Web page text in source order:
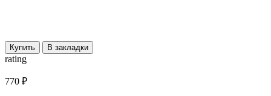
Купить В закладки
rating
770 ₽